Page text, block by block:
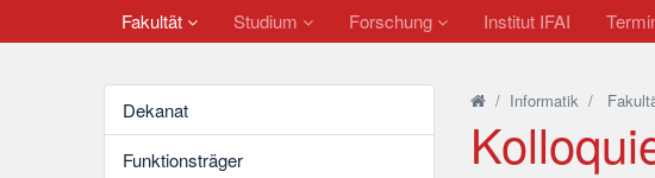
Fakultät
Studium Forschung Institut IFAI
Dekanat
Funktionsträger
/ Informatik/